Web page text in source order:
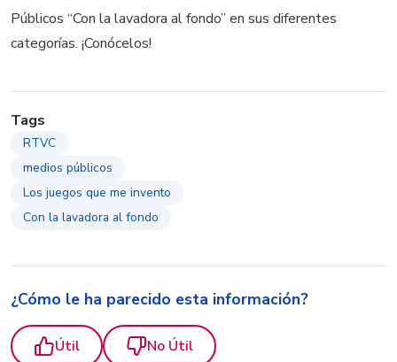
Públicos “Con la lavadora al fondo” en sus diferentes
categorías. ¡Conócelos!
Tags
RTVC
medios públicos
Los juegos que me invento
Con la lavadora al fondo
¿Cómo le ha parecido esta información?
Útil No Útil